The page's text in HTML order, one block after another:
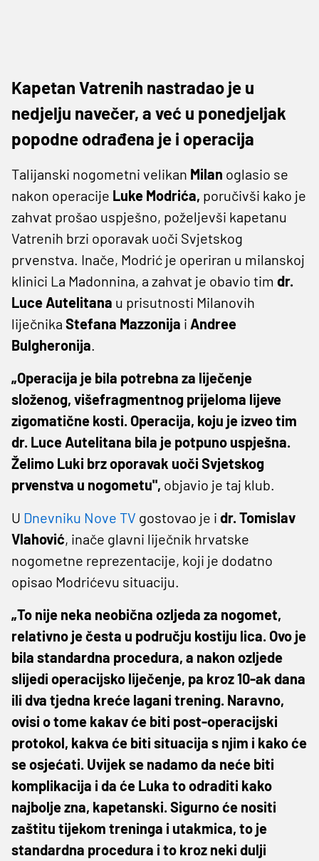
Kapetan Vatrenih nastradao je u
nedjelju navečer, a već u ponedjeljak
popodne odrađena je i operacija
Talijanski nogometni velikan Milan oglasio se
nakon operacije Luke Modrića, poručivši kako je
zahvat prošao uspješno, poželjevši kapetanu
Vatrenih brzi oporavak uoči Svjetskog
prvenstva. Inače, Modrić je operiran u milanskoj
klinici La Madonnina, a zahvat je obavio tim dr.
Luce Autelitana u prisutnosti Milanovih
liječnika Stefana Mazzonija i Andree
Bulgheronija.
„Operacija je bila potrebna za liječenje
složenog, višefragmentnog prijeloma lijeve
zigomatične kosti. Operacija, koju je izveo tim
dr. Luce Autelitana bila je potpuno uspješna.
Želimo Luki brz oporavak uoči Svjetskog
prvenstva u nogometu", objavio je taj klub.
U Dnevniku Nove TV gostovao je i dr. Tomislav
Vlahović, inače glavni liječnik hrvatske
nogometne reprezentacije, koji je dodatno
opisao Modrićevu situaciju.
„To nije neka neobična ozljeda za nogomet,
relativno je česta u području kostiju lica. Ovo je
bila standardna procedura, a nakon ozljede
slijedi operacijsko liječenje, pa kroz 10-ak dana
ili dva tjedna kreće lagani trening. Naravno,
ovisi o tome kakav će biti post-operacijski
protokol, kakva će biti situacija s njim i kako će
se osjećati. Uvijek se nadamo da neće biti
komplikacija i da će Luka to odraditi kako
najbolje zna, kapetanski. Sigurno će nositi
zaštitu tijekom treninga i utakmica, to je
standardna procedura i to kroz neki dulji